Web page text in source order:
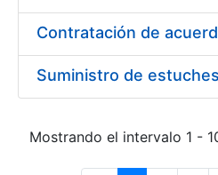
Mostrando el intervalo 1 -